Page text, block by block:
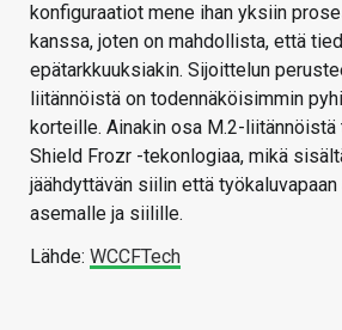
konfiguraatiot mene ihan yksiin
kanssa, joten on mahdollista, että
epätarkkuuksiakin. Sijoittelun
liitännöistä on todennäköisimmin
korteille. Ainakin osa M.2-liitännöistä
Shield Frozr -tekonlogiaa, mikä
jäähdyttävän siilin että
asemalle ja siilille.
Lähde: WCCFTech